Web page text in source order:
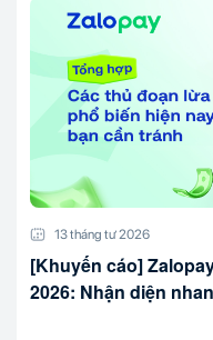
13 tháng tư 2026
[Khuyến cáo]
2026: Nhận diện